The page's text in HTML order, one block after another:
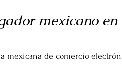
mexicano en
mexicana de comercio